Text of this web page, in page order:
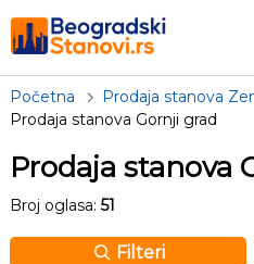
Početna
Prodaja stanova
Prodaja stanova Gornji grad
Prodaja stanova
Broj oglasa: 51
Filteri